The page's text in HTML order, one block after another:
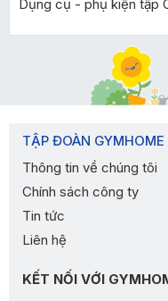
Dụng cụ - phụ kiện tập
TẬP ĐOÀN GYMHOME
Thông tin về chúng tôi
Chính sách công ty
Tin tức
Liên hệ
KẾT NỐI VỚI